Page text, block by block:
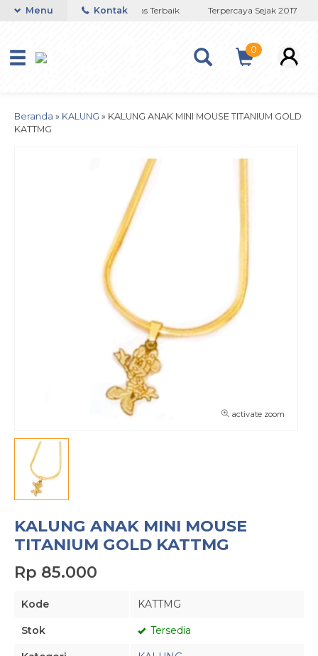
Toko Titanium Lapisan Emas Terbaik Terpercaya Sejak 2017
Menu Kontak
0
Beranda » KALUNG » KALUNG ANAK MINI MOUSE TITANIUM GOLD
KATTMG
activate zoom
KALUNG ANAK MINI MOUSE
TITANIUM GOLD KATTMG
Rp 85.000
Kode KATTMG
Stok Tersedia